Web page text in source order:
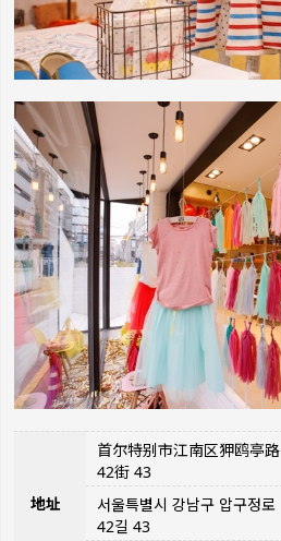
地址
首尔特别市江南区狎鸥亭路
42街 43
서울특별시 강남구 압구정로
42길 43